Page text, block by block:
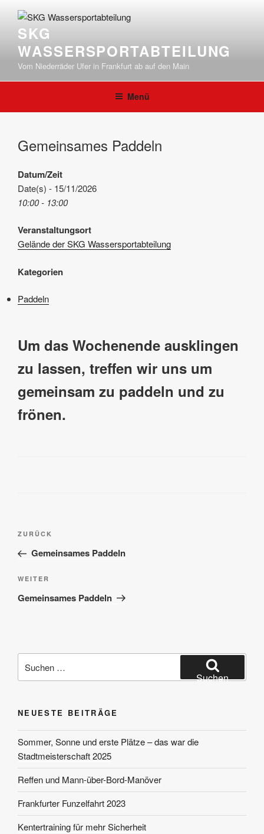
Inhalt
springenSKG
WASSERSPORTABTEILUNG
Vom Niederräder Ufer in Frankfurt ab auf den Main
Menü
Gemeinsames Paddeln
Datum/Zeit
Date(s) - 15/11/2026
10:00 - 13:00
Veranstaltungsort
Gelände der SKG Wassersportabteilung
Kategorien
Paddeln
Um das Wochenende ausklingen
zu lassen, treffen wir uns um
gemeinsam zu paddeln und zu
frönen.
Beitragsnavigation
Vorheriger
Beitrag
ZURÜCK
Gemeinsames Paddeln
Nächster
Beitrag
WEITER
Gemeinsames Paddeln
nach:
Suchen
NEUESTE BEITRÄGE
Sommer, Sonne und erste Plätze – das war die
Stadtmeisterschaft 2025
Reffen und Mann-über-Bord-Manöver
Frankfurter Funzelfahrt 2023
Kentertraining für mehr Sicherheit